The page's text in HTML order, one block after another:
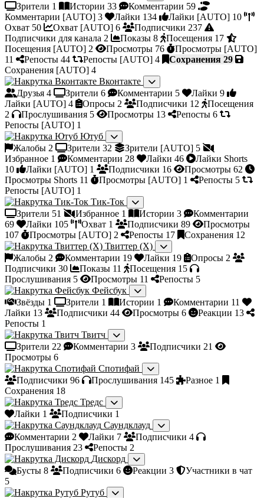
Зрители 1 Истории 33 Комментарии 59
Комментарии [AUTO] 3 Лайки 134 Лайки [AUTO] 10
Охват 50 Охват [AUTO] 6 Подписчики 237
Подписчики для канала 2 Показы 8 Посещения 17
Посещения [AUTO] 2 Просмотры 76
Просмотры [AUTO]
11
Репосты 44 Репосты [AUTO] 4 Сохранения 29
Сохранения [AUTO] 4
Вконтакте
Друзья 4 Зрители 6 Комментарии 5 Лайки 9
Лайки [AUTO] 4 Опросы 2 Подписчики 12
Посещения
2
Прослушивания 5 Просмотры 13 Репосты 6
Репосты [AUTO] 1
Ютуб
Жалобы 2 Зрители 32 Зрители [AUTO] 5
Избранное 1 Комментарии 28 Лайки 46
Лайки Shorts
10
Лайки [AUTO] 1 Подписчики 16 Просмотры 62
Просмотры Shorts 11 Просмотры [AUTO] 1 Репосты 5
Репосты [AUTO] 1
Тик-Ток
Зрители 51 Избранное 1 Истории 3
Комментарии
69
Лайки 105 Охват 1 Подписчики 89
Просмотры
107
Просмотры [AUTO] 2 Репосты 17 Сохранения 12
Твиттер (X)
Жалобы 2 Комментарии 19 Лайки 19 Опросы 2
Подписчики 30 Показы 11 Посещения 15
Прослушивания 5 Просмотры 11 Репосты 5
Фейсбук
Звёзды 1 Зрители 1 Истории 1 Комментарии 11
Лайки 13 Подписчики 44 Просмотры 6 Реакции 13
Репосты 1
Твитч
Зрители 22 Комментарии 3 Подписчики 21
Просмотры 6
Спотифай
Подписчики 96 Прослушивания 145 Разное 1
Сохранения 18
Тредс
Лайки 1 Подписчики 1
Саундклауд
Комментарии 2 Лайки 7 Подписчики 4
Прослушивания 23 Репосты 2
Дискорд
Бусты 8 Подписчики 6 Реакции 3
Участники в чат
5
Рутуб